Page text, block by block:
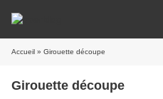
Accueil » Girouette découpe
Girouette découpe